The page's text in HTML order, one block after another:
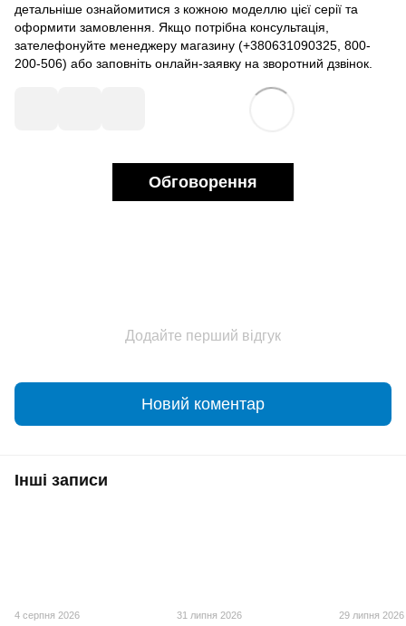
детальніше ознайомитися з кожною моделлю цієї серії та
оформити замовлення. Якщо потрібна консультація,
зателефонуйте менеджеру магазину (+380631090325, 800-
200-506) або заповніть онлайн-заявку на зворотний дзвінок.
Обговорення
Додайте перший відгук
Новий коментар
Інші записи
4 серпня 2026 31 липня 2026 29 липня 2026